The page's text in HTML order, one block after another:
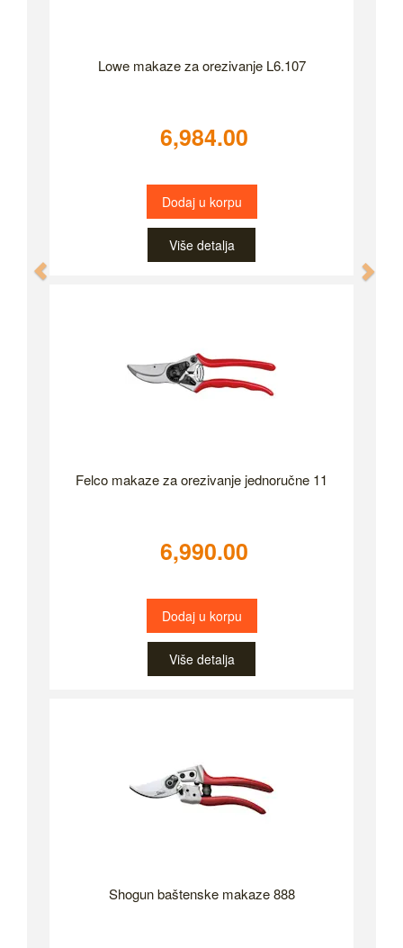
Lowe makaze za orezivanje L6.107
6,984.00
Dodaj u korpu
Više detalja
Felco makaze za orezivanje jednoručne 11
6,990.00
Dodaj u korpu
Više detalja
Shogun baštenske makaze 888